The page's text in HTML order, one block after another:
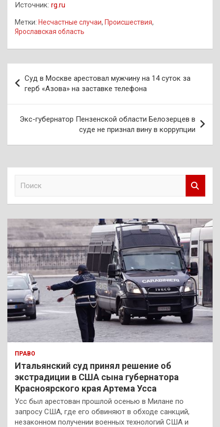
Источник: rg.ru
Метки: Несчастные случаи, Происшествия,
Ярославская область
по
записям
Суд в Москве арестовал мужчину на 14 суток за
герб «Азова» на заставке телефона
Экс-губернатор Пензенской области Белозерцев в
суде не признал вину в коррупции
к
ПРАВО
Итальянский суд принял решение об
экстрадиции в США сына губернатора
Красноярского края Артема Усса
Усс был арестован прошлой осенью в Милане по
запросу США, где его обвиняют в обходе санкций,
незаконном получении военных технологий США и